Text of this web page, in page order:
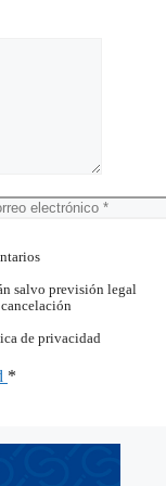
salvo previsión legal
de privacidad
*